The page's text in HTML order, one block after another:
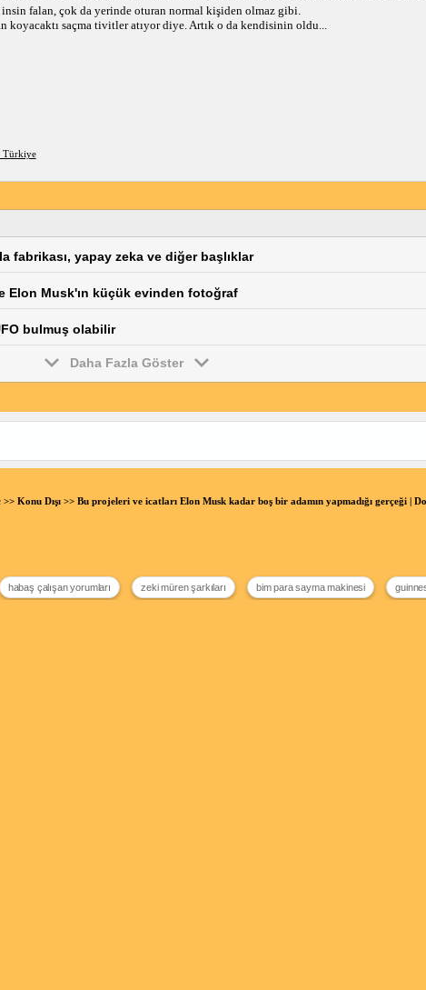
falan, çok da yerinde oturan normal kişiden olmaz gibi.
koyacaktı saçma tivitler atıyor diye. Artık o da kendisinin oldu...
Türkiye
fabrikası, yapay zeka ve diğer başlıklar
Elon Musk'ın küçük evinden fotoğraf
bulmuş olabilir
Daha Fazla Göster
>> Konu Dışı>> Bu projeleri ve icatları Elon Musk kadar boş bir adamın yapmadığı gerçeği |
habaş çalışan yorumları zeki müren şarkıları bim para sayma makinesi